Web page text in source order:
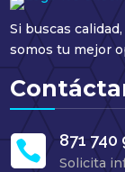
Si buscas
somos tu mejor
 871 740
Solicita